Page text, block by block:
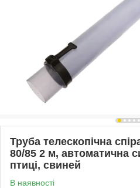
Труба телескопічна
80/85 2 м, автоматична
птиці, свиней
В наявності